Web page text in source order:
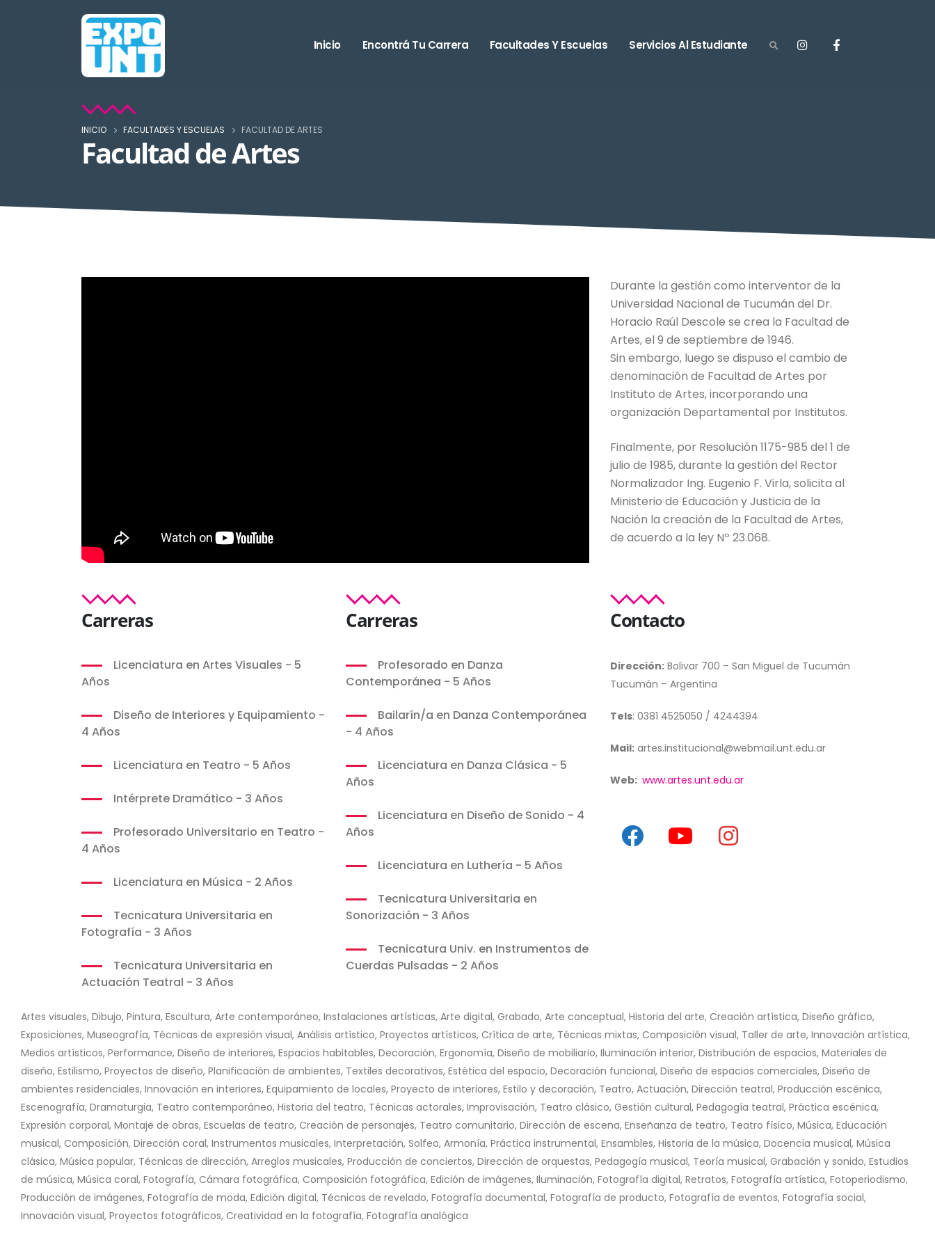
Inicio Encontrá Tu Carrera Facultades Y Escuelas Servicios Al Estudiante
INICIO FACULTADES Y ESCUELAS FACULTAD DE ARTES
Facultad de Artes
Durante la gestión como interventor de la
Universidad Nacional de Tucumán del Dr.
Horacio Raúl Descole se crea la Facultad de
Artes, el 9 de septiembre de 1946.
Sin embargo, luego se dispuso el cambio de
denominación de Facultad de Artes por
Instituto de Artes, incorporando una
organización Departamental por Institutos.
Finalmente, por Resolución 1175-985 del 1 de
julio de 1985, durante la gestión del Rector
Normalizador Ing. Eugenio F. Virla, solicita al
Ministerio de Educación y Justicia de la
Nación la creación de la Facultad de Artes,
de acuerdo a la ley Nº 23.068.
Carreras
Licenciatura en Artes Visuales - 5
Años
Diseño de Interiores y Equipamiento -
4 Años
Licenciatura en Teatro - 5 Años
Intérprete Dramático - 3 Años
Profesorado Universitario en Teatro -
4 Años
Licenciatura en Música - 2 Años
Tecnicatura Universitaria en
Fotografía - 3 Años
Tecnicatura Universitaria en
Actuación Teatral - 3 Años
Carreras
Profesorado en Danza
Contemporánea - 5 Años
Bailarín/a en Danza Contemporánea
- 4 Años
Licenciatura en Danza Clásica - 5
Años
Licenciatura en Diseño de Sonido - 4
Años
Licenciatura en Luthería - 5 Años
Tecnicatura Universitaria en
Sonorización - 3 Años
Tecnicatura Univ. en Instrumentos de
Cuerdas Pulsadas - 2 Años
Contacto
Dirección: Bolivar 700 – San Miguel de Tucumán
Tucumán – Argentina
Tels: 0381 4525050 / 4244394
Mail: artes.institucional@webmail.unt.edu.ar
Web: www.artes.unt.edu.ar
Artes visuales, Dibujo, Pintura, Escultura, Arte contemporáneo, Instalaciones artísticas, Arte digital, Grabado, Arte conceptual, Historia del arte, Creación artística, Diseño gráfico,
Exposiciones, Museografía, Técnicas de expresión visual, Análisis artístico, Proyectos artísticos, Crítica de arte, Técnicas mixtas, Composición visual, Taller de arte, Innovación artística,
Medios artísticos, Performance, Diseño de interiores, Espacios habitables, Decoración, Ergonomía, Diseño de mobiliario, Iluminación interior, Distribución de espacios, Materiales de
diseño, Estilismo, Proyectos de diseño, Planificación de ambientes, Textiles decorativos, Estética del espacio, Decoración funcional, Diseño de espacios comerciales, Diseño de
ambientes residenciales, Innovación en interiores, Equipamiento de locales, Proyecto de interiores, Estilo y decoración, Teatro, Actuación, Dirección teatral, Producción escénica,
Escenografía, Dramaturgia, Teatro contemporáneo, Historia del teatro, Técnicas actorales, Improvisación, Teatro clásico, Gestión cultural, Pedagogía teatral, Práctica escénica,
Expresión corporal, Montaje de obras, Escuelas de teatro, Creación de personajes, Teatro comunitario, Dirección de escena, Enseñanza de teatro, Teatro físico, Música, Educación
musical, Composición, Dirección coral, Instrumentos musicales, Interpretación, Solfeo, Armonía, Práctica instrumental, Ensambles, Historia de la música, Docencia musical, Música
clásica, Música popular, Técnicas de dirección, Arreglos musicales, Producción de conciertos, Dirección de orquestas, Pedagogía musical, Teoría musical, Grabación y sonido, Estudios
de música, Música coral, Fotografía, Cámara fotográfica, Composición fotográfica, Edición de imágenes, Iluminación, Fotografía digital, Retratos, Fotografía artística, Fotoperiodismo,
Producción de imágenes, Fotografía de moda, Edición digital, Técnicas de revelado, Fotografía documental, Fotografía de producto, Fotografía de eventos, Fotografía social,
Innovación visual, Proyectos fotográficos, Creatividad en la fotografía, Fotografía analógica